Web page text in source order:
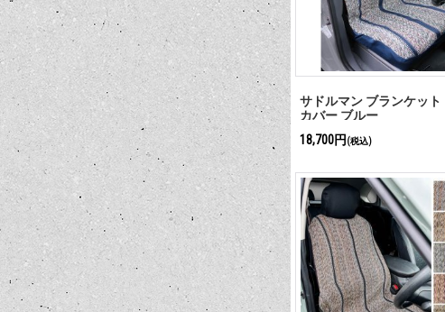
サドルマン ブランケット
カバー ブルー
18,700円 (税込)